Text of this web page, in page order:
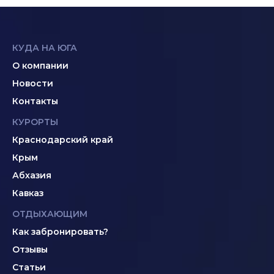
КУДА НА ЮГА
О компании
Новости
Контакты
КУРОРТЫ
Краснодарский край
Крым
Абхазия
Кавказ
ОТДЫХАЮЩИМ
Как забронировать?
Отзывы
Статьи